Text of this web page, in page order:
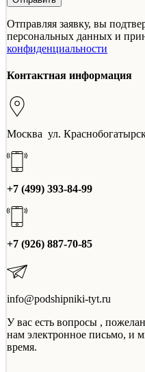
Отправляя заявку, вы
персональных данных и
конфиденциальности
Контактная информация
Москва ул.
+7 (499) 393-84-99
+7 (926) 887-70-85
info@podshipniki-tyt.ru
У вас есть вопросы ,
нам электронное письмо, и
время.